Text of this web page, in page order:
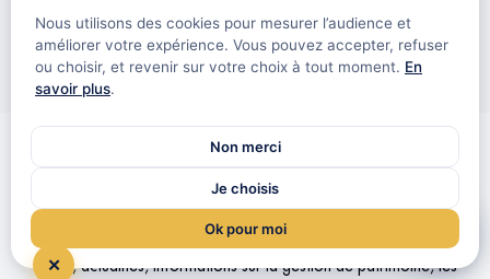
Vais-je toucher des revenus chaque année ?
Les dernières actualités CO
Conseils
News, actualités, informations sur la gestion de patrimoine, les
Plus d’informations sur les forêts ?
Nous utilisons des cookies pour mesurer l’audience et
améliorer votre expérience. Vous pouvez accepter, refuser
ou choisir, et revenir sur votre choix à tout moment. En
savoir plus.
Non merci
Je choisis
Ok pour moi
✕